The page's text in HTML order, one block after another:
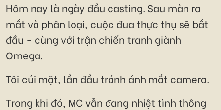
Hôm nay là ngày đầu casting. Sau màn ra
mắt và phân loại, cuộc đua thực thụ sẽ bắt
đầu - cùng với trận chiến tranh giành
Omega.
Tôi cúi mặt, lần đầu tránh ánh mắt camera.
Trong khi đó, MC vẫn đang nhiệt tình thông